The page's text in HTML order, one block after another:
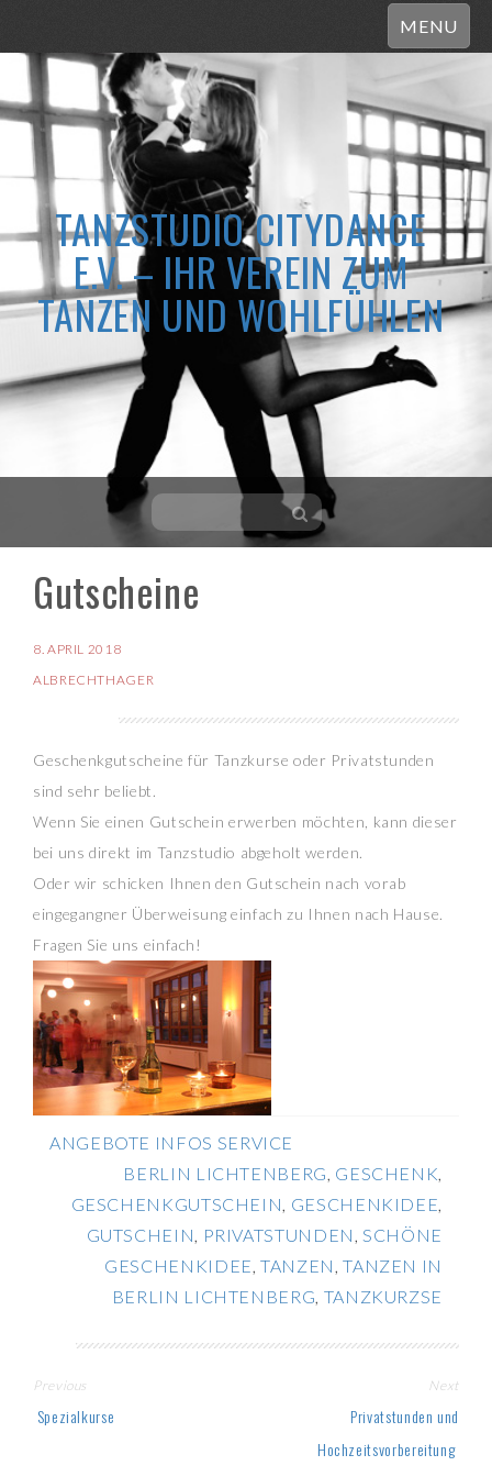
MENU
TANZSTUDIO CITYDANCE
E.V. – IHR VEREIN ZUM
TANZEN UND WOHLFÜHLEN
content
Gutscheine
8. APRIL 2018
ALBRECHTHAGER
Geschenkgutscheine für Tanzkurse oder Privatstunden
sind sehr beliebt.
Wenn Sie einen Gutschein erwerben möchten, kann dieser
bei uns direkt im Tanzstudio abgeholt werden.
Oder wir schicken Ihnen den Gutschein nach vorab
eingegangner Überweisung einfach zu Ihnen nach Hause.
Fragen Sie uns einfach!
ANGEBOTE INFOS SERVICE
BERLIN LICHTENBERG, GESCHENK,
GESCHENKGUTSCHEIN, GESCHENKIDEE,
GUTSCHEIN, PRIVATSTUNDEN ,SCHÖNE
GESCHENKIDEE,TANZEN ,TANZEN IN
BERLIN LICHTENBERG, TANZKURZSE
Post
navigation
Previous
Spezialkurse
Next
Privatstunden und
Hochzeitsvorbereitung